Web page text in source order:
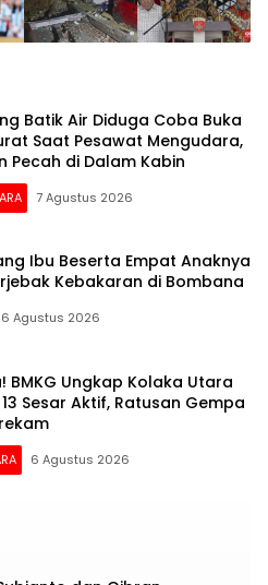
Batik Air Diduga Coba Buka
Saat Pesawat Mengudara,
Pecah di Dalam Kabin
7 Agustus 2026
Ibu Beserta Empat Anaknya
Kebakaran di Bombana
6 Agustus 2026
BMKG Ungkap Kolaka Utara
Sesar Aktif, Ratusan Gempa
6 Agustus 2026